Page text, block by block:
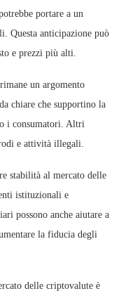
portare a un
Questa anticipazione può
e prezzi più alti.
un argomento
chiare che supportino la
i consumatori. Altri
e attività illegali.
stabilità al mercato delle
istituzionali e
possono anche aiutare a
la fiducia degli
delle criptovalute è